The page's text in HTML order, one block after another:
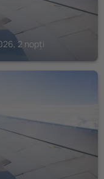
2 nopți